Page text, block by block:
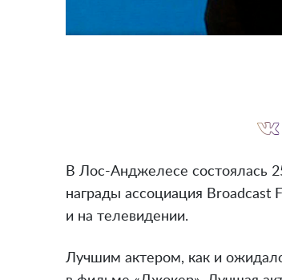
В Лос-Анджелесе состоялась
награды ассоциация Broadcast
и на телевидении.
Лучшим актером, как и